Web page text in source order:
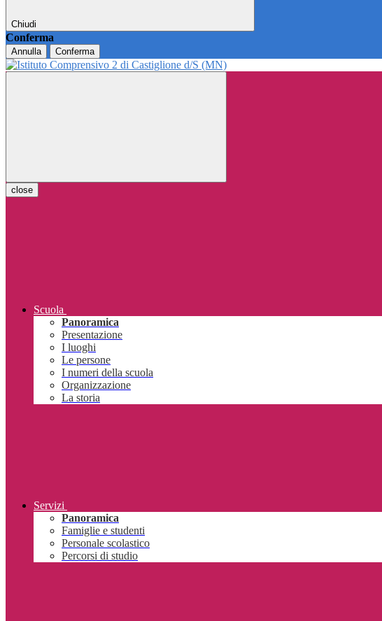
Chiudi
Conferma
Annulla Conferma
close
Scuola
Panoramica
Presentazione
I luoghi
Le persone
I numeri della scuola
Organizzazione
La storia
Servizi
Panoramica
Famiglie e studenti
Personale scolastico
Percorsi di studio